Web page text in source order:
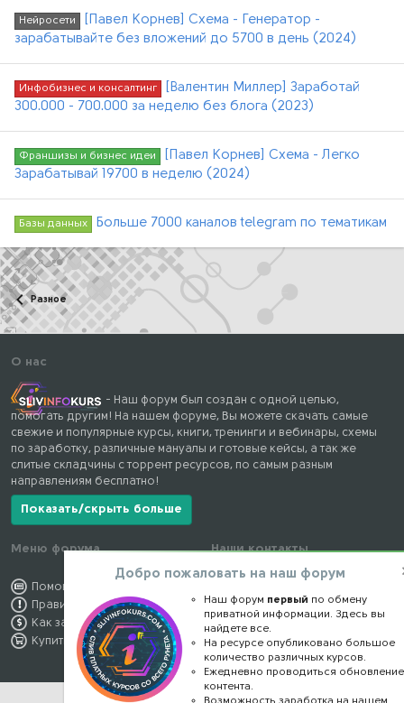
Нейросети
[Павел Корнев] Схема - Генератор -
зарабатывайте без вложений до 5700 в день (2024)
Инфобизнес и консалтинг
[Валентин Миллер] Заработай
300.000 - 700.000 за неделю без блога (2023)
Франшизы и бизнес идеи
[Павел Корнев] Схема - Легко
Зарабатывай 19700 в неделю (2024)
Базы данных Больше 7000 каналов telegram по тематикам
Разное
О нас
- Наш форум был создан с одной целью,
помогать другим! На нашем форуме, Вы можете скачать самые
свежие и популярные курсы, книги, тренинги и вебинары, схемы
по заработку, различные мануалы и готовые кейсы, а так же
слитые складчины с торрент ресурсов, по самым разным
направлениям бесплатно!
Показать/скрыть больше
Меню форума
Помощь по форуму
Правила форума
Как заработать
Купить премиум
Наши контакты
Обратная связь
Конфиденциальность
Правообладателям
Добро пожаловать на наш форум
Наш форум первый по обмену
приватной информации. Здесь вы
найдете все.
На ресурсе опубликовано большое
количество различных курсов.
Ежедневно проводиться обновление
контента.